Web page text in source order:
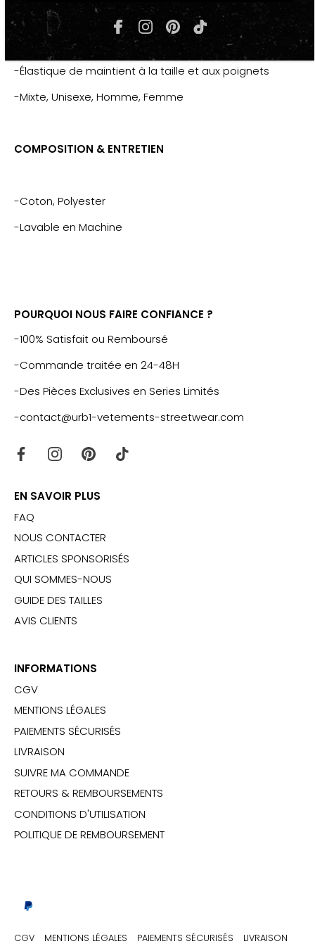
"KEEP-ON"
-1 poches Ventrale
-Élastique de maintient à la taille et aux poignets
-Mixte, Unisexe, Homme, Femme
COMPOSITION & ENTRETIEN
-Coton, Polyester
-Lavable en Machine
POURQUOI NOUS FAIRE CONFIANCE ?
-100% Satisfait ou Remboursé
-Commande traitée en 24-48H
-Des Pièces Exclusives en Series Limités
-contact@urb1-vetements-streetwear.com
EN SAVOIR PLUS
FAQ
NOUS CONTACTER
ARTICLES SPONSORISÉS
QUI SOMMES-NOUS
GUIDE DES TAILLES
AVIS CLIENTS
INFORMATIONS
CGV
MENTIONS LÉGALES
PAIEMENTS SÉCURISÉS
LIVRAISON
SUIVRE MA COMMANDE
RETOURS & REMBOURSEMENTS
CONDITIONS D'UTILISATION
POLITIQUE DE REMBOURSEMENT
CGV MENTIONS LÉGALES PAIEMENTS SÉCURISÉS LIVRAISON